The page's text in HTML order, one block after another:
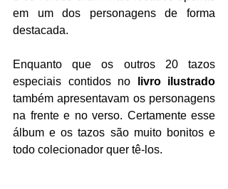
em um dos personagens de forma
destacada.
Enquanto que os outros 20 tazos
especiais contidos no
livro ilustrado
também apresentavam os personagens
na frente e no verso. Certamente esse
álbum e os tazos são muito bonitos e
todo colecionador quer tê-los.